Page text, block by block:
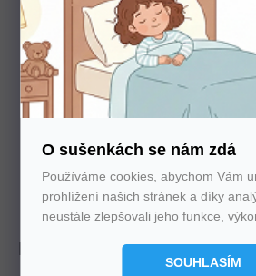
O sušenkách se nám zdá
Používáme cookies, abychom Vám
prohlížení našich stránek a díky
neustále zlepšovali jeho funkce,
SOUHLASÍM
Péřové
Peří
Proč si zvolit právě JAN peří